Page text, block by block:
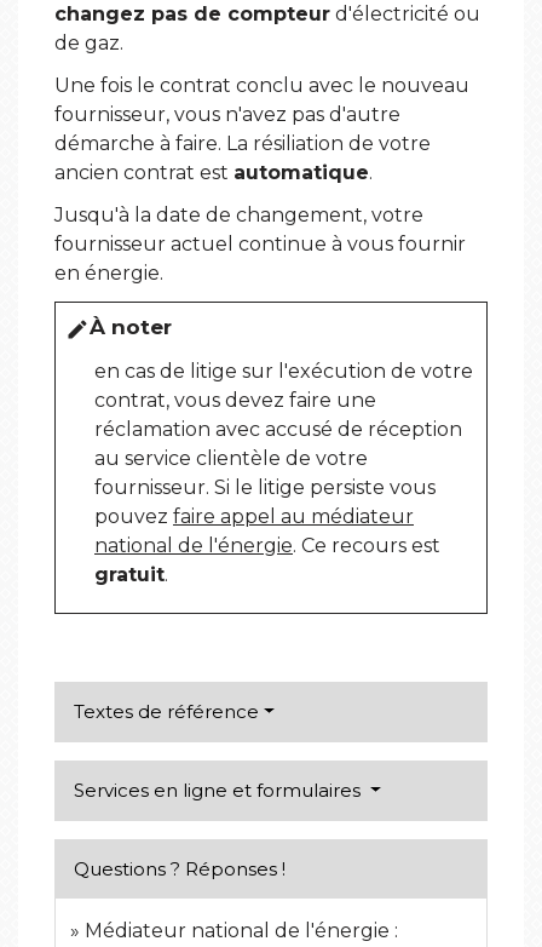
changez pas de compteur d'électricité ou
de gaz.
Une fois le contrat conclu avec le nouveau
fournisseur, vous n'avez pas d'autre
démarche à faire. La résiliation de votre
ancien contrat est automatique.
Jusqu'à la date de changement, votre
fournisseur actuel continue à vous fournir
en énergie.
editÀ noter
en cas de litige sur l'exécution de votre
contrat, vous devez faire une
réclamation avec accusé de réception
au service clientèle de votre
fournisseur. Si le litige persiste vous
pouvez faire appel au médiateur
national de l'énergie. Ce recours est
gratuit.
Textes de référence
Services en ligne et formulaires
Questions ? Réponses !
Médiateur national de l'énergie :